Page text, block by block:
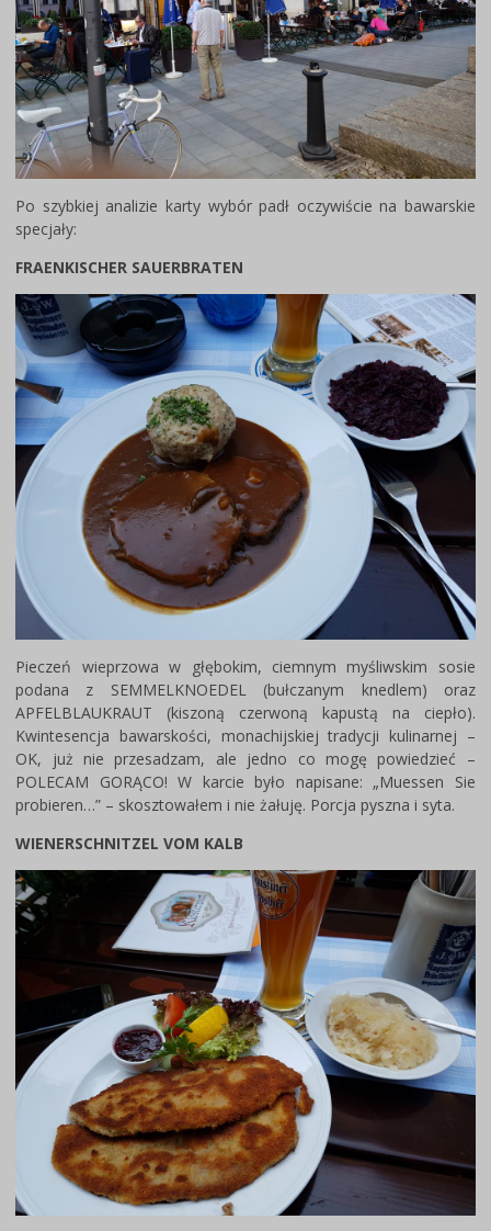
Po szybkiej analizie karty wybór padł oczywiście na bawarskie
specjały:
FRAENKISCHER SAUERBRATEN
Pieczeń wieprzowa w głębokim, ciemnym myśliwskim sosie
podana z SEMMELKNOEDEL (bułczanym knedlem) oraz
APFELBLAUKRAUT (kiszoną czerwoną kapustą na ciepło).
Kwintesencja bawarskości, monachijskiej tradycji kulinarnej –
OK, już nie przesadzam, ale jedno co mogę powiedzieć –
POLECAM GORĄCO! W karcie było napisane: „Muessen Sie
probieren…” – skosztowałem i nie żałuję. Porcja pyszna i syta.
WIENERSCHNITZEL VOM KALB